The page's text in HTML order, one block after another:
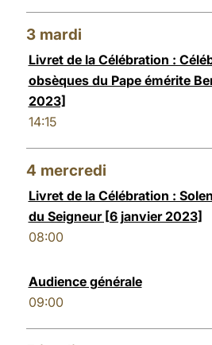
3 mardi
Livret de la Célébration :
obsèques du Pape émérite
2023]
14:15
4 mercredi
Livret de la Célébration :
du Seigneur [6 janvier 2023]
08:00
Audience générale
09:00